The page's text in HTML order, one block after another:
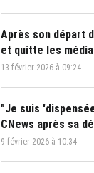
Après son départ
et quitte les
13 février 2026 à 09:24
"Je suis
CNews après sa
9 février 2026 à 10:34